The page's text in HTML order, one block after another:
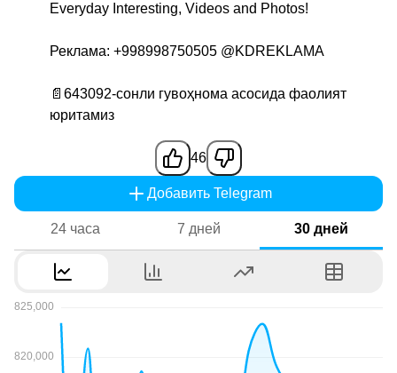
Everyday Interesting, Videos and Photos!
Реклама: +998998750505 @KDREKLAMA
📄643092-сонли гувоҳнома асосида фаолият
юритамиз
46
Добавить Telegram
24 часа 7 дней 30 дней